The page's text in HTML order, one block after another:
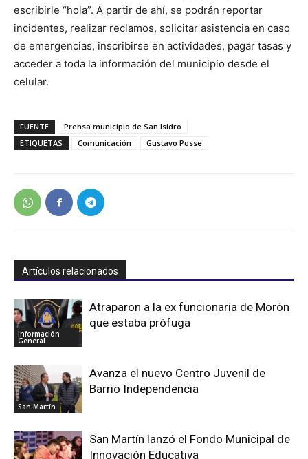
escribirle “hola”. A partir de ahí, se podrán reportar
incidentes, realizar reclamos, solicitar asistencia en caso
de emergencias, inscribirse en actividades, pagar tasas y
acceder a toda la información del municipio desde el
celular.
FUENTE
Prensa municipio de San Isidro
ETIQUETAS
Comunicación Gustavo Posse
Artículos relacionados
Información
General
Atraparon a la ex funcionaria de Morón
que estaba prófuga
San Martín
Avanza el nuevo Centro Juvenil de
Barrio Independencia
San Martín lanzó el Fondo Municipal de
Innovación Educativa